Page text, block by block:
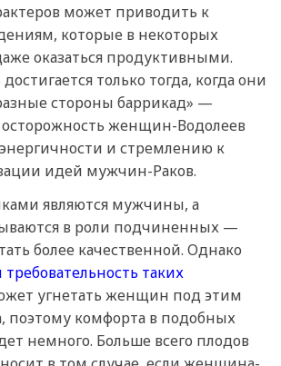
может приводить к
которые в некоторых
оказаться продуктивными.
только тогда, когда они
стороны баррикад» —
женщин-Водолеев
и стремлению к
идей мужчин-Раков.
являются мужчины, а
в роли подчиненных —
более качественной. Однако
таких
угнетать женщин под этим
поэтому комфорта в подобных
немного. Больше всего плодов